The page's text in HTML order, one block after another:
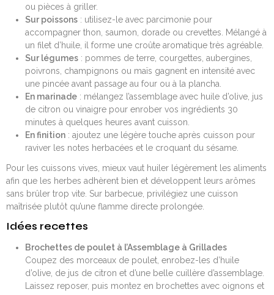
ou pièces à griller.
Sur poissons: utilisez-le avec parcimonie pour
accompagner thon, saumon, dorade ou crevettes. Mélangé à
un filet d’huile, il forme une croûte aromatique très agréable.
Sur légumes: pommes de terre, courgettes, aubergines,
poivrons, champignons ou maïs gagnent en intensité avec
une pincée avant passage au four ou à la plancha.
En marinade: mélangez l’assemblage avec huile d’olive, jus
de citron ou vinaigre pour enrober vos ingrédients 30
minutes à quelques heures avant cuisson.
En finition: ajoutez une légère touche après cuisson pour
raviver les notes herbacées et le croquant du sésame.
Pour les cuissons vives, mieux vaut huiler légèrement les aliments
afin que les herbes adhèrent bien et développent leurs arômes
sans brûler trop vite. Sur barbecue, privilégiez une cuisson
maîtrisée plutôt qu’une flamme directe prolongée.
Idées recettes
Brochettes de poulet à l’Assemblage à Grillades
Coupez des morceaux de poulet, enrobez-les d’huile
d’olive, de jus de citron et d’une belle cuillère d’assemblage.
Laissez reposer, puis montez en brochettes avec oignons et